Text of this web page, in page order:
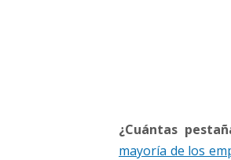
r
i
¿Cuántas
mayoría de los